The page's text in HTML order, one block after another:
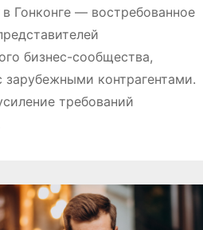
Гонконге — востребованное
бизнес-сообщества,
контрагентами.
требований